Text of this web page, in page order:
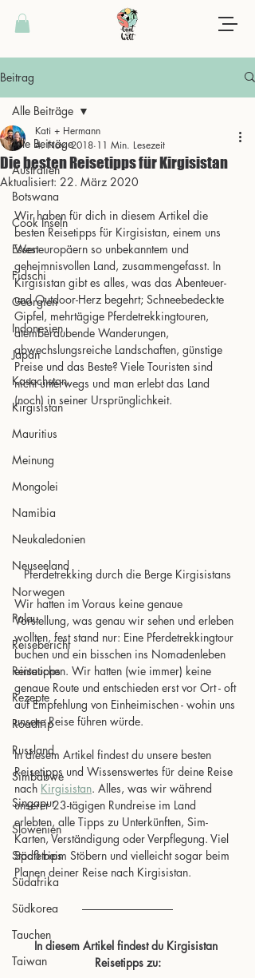
Beitrag
Alle Beiträge
Australien
Botswana
Cook Inseln
Essen
Fidschi
Georgien
Indonesien
Japan
Kasachstan
Kirgisistan
Mauritius
Meinung
Mongolei
Namibia
Neukaledonien
Neuseeland
Norwegen
Palau
Reisebericht
Reisetipps
Rezepte
Roadtrip
Russland
Simbabwe
Singapur
Slowenien
Städtetrips
Südafrika
Südkorea
Tauchen
Taiwan
Alle Beiträge
Die besten Reisetipps für Kirgisistan
Kati + Hermann
4. Nov. 2018 11 Min. Lesezeit
Aktualisiert: 22. März 2020
Wir haben für dich in diesem Artikel die
besten Reisetipps für Kirgisistan, einem uns
Westeuropäern so unbekanntem und
geheimnisvollen Land, zusammengefasst. In
Kirgisistan gibt es alles, was das Abenteuer-
und Outdoor-Herz begehrt; Schneebedeckte
Gipfel, mehrtägige Pferdetrekkingtouren,
atemberaubende Wanderungen,
abwechslungsreiche Landschaften, günstige
Preise und das Beste? Viele Touristen sind
nicht unterwegs und man erlebt das Land
(noch) in seiner Ursprünglichkeit.
Pferdetrekking durch die Berge Kirgisistans
Wir hatten im Voraus keine genaue
Vorstellung, was genau wir sehen und erleben
wollten, fest stand nur: Eine Pferdetrekkingtour
buchen und ein bisschen ins Nomadenleben
eintauchen. Wir hatten (wie immer) keine
genaue Route und entschieden erst vor Ort - oft
auf Empfehlung von Einheimischen - wohin uns
unsere Reise führen würde.
In diesem Artikel findest du unsere besten
Reisetipps und Wissenswertes für deine Reise
nach Kirgisistan. Alles, was wir während
unserer 23-tägigen Rundreise im Land
erlebten, alle Tipps zu Unterkünften, Sim-
Karten, Verständigung oder Verpflegung. Viel
Spaß beim Stöbern und vielleicht sogar beim
Planen deiner Reise nach Kirgisistan.
In diesem Artikel findest du Kirgisistan
Reisetipps zu: